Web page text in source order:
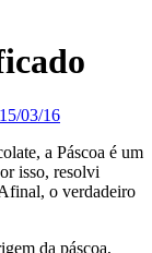
da páscoa,
da páscoa.